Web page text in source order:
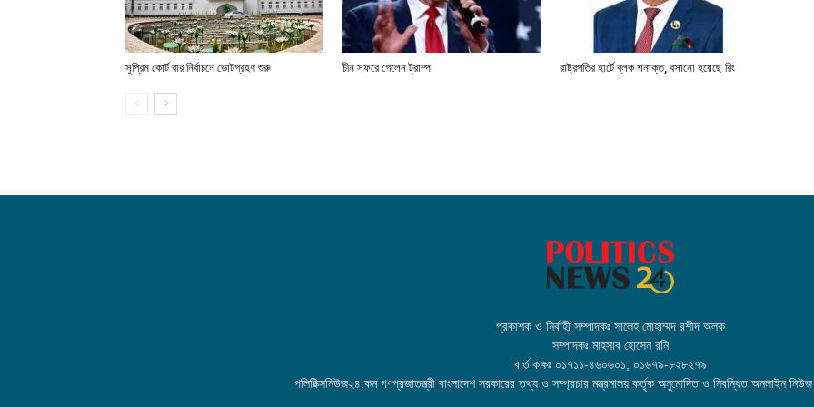
সুপ্রিম কোর্ট বার নির্বাচনে ভোটগ্রহণ শুরু চীন সফরে গেলেন ট্রাম্প রাষ্ট্রপতির হার্টে ব্লক শনাক্ত, বসানো হয়েছে রিং
প্রকাশক ও নির্বাহী সম্পাদকঃ সালেহ মোহাম্মদ রশীদ অলক
সম্পাদকঃ মাহসাব হোসেন রনি
বার্তাকক্ষঃ ০১৭১১-৪৬০৬০১, ০১৬৭৯-৮২৮২৭৯
পলিটিক্সনিউজ২৪.কম গণপ্রজাতন্ত্রী বাংলাদেশ সরকারের তথ্য ও সম্প্রচার মন্ত্রনালয় কর্তৃক অনুমোদিত ও নিবন্ধিত অনলাইন